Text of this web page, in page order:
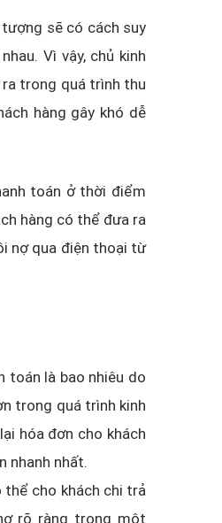
sẽ có cách suy
Vì vậy, chủ kinh
trong quá trình thu
hàng gây khó dễ
toán ở thời điểm
hàng có thể đưa ra
nợ qua điện thoại từ
toán là bao nhiêu do
trong quá trình kinh
hóa đơn cho khách
nhanh nhất.
thể cho khách chi trả
rõ ràng trong một